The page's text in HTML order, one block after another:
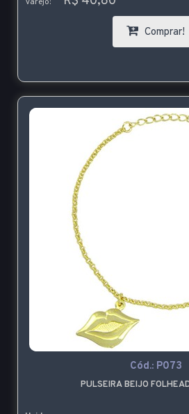
Comprar!
Cód.: P073
PULSEIRA BEIJO